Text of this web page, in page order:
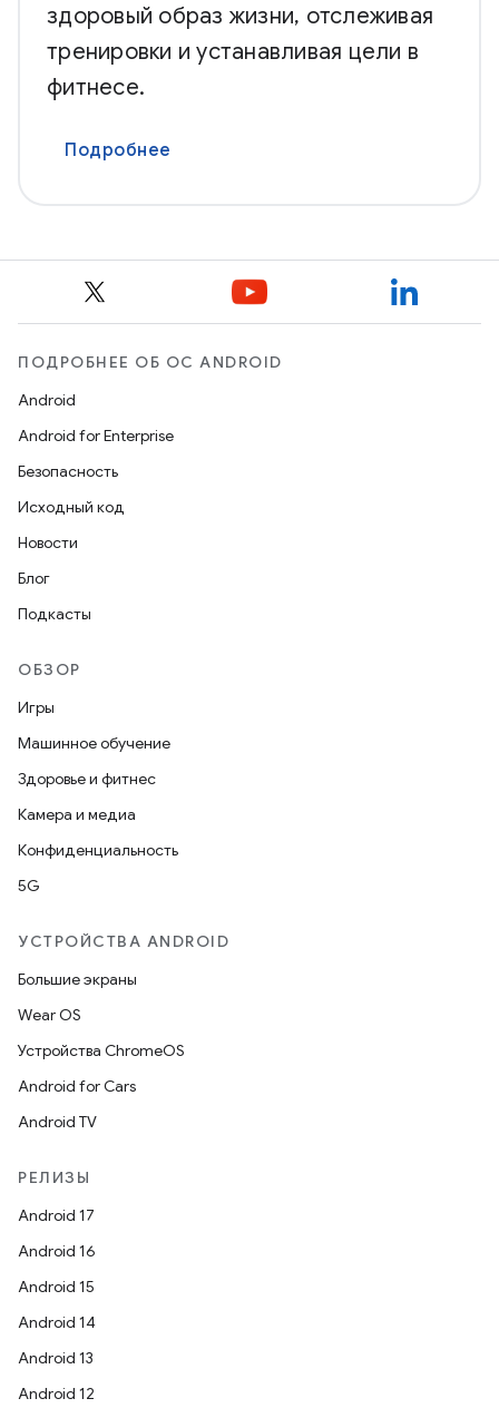
здоровый образ жизни, отслеживая
тренировки и устанавливая цели в
фитнесе.
Подробнее
ПОДРОБНЕЕ ОБ ОС ANDROID
Android
Android for Enterprise
Безопасность
Исходный код
Новости
Блог
Подкасты
ОБЗОР
Игры
Машинное обучение
Здоровье и фитнес
Камера и медиа
Конфиденциальность
5G
УСТРОЙСТВА ANDROID
Большие экраны
Wear OS
Устройства ChromeOS
Android for Cars
Android TV
РЕЛИЗЫ
Android 17
Android 16
Android 15
Android 14
Android 13
Android 12